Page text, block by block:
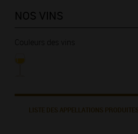
NOS VINS
Couleurs des vins
LISTE DES APPELLATIONS